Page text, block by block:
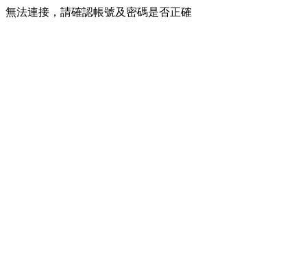
無法連接，請確認帳號及密碼是否正確